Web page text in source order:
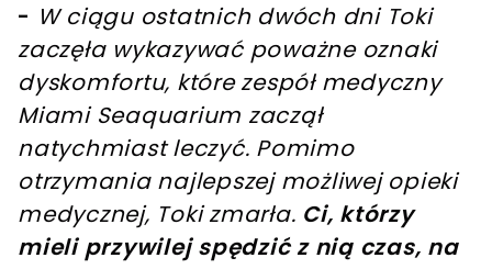
- W ciągu ostatnich dwóch dni Toki
zaczęła wykazywać poważne oznaki
dyskomfortu, które zespół medyczny
Miami Seaquarium zaczął
natychmiast leczyć. Pomimo
otrzymania najlepszej możliwej opieki
medycznej, Toki zmarła. Ci, którzy
mieli przywilej spędzić z nią czas, na